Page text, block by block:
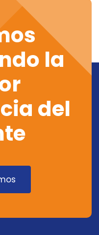
la
del